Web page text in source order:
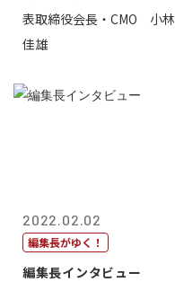
表取締役会長・CMO 小林
佳雄
2022.02.02
編集長がゆく！
編集長インタビュー